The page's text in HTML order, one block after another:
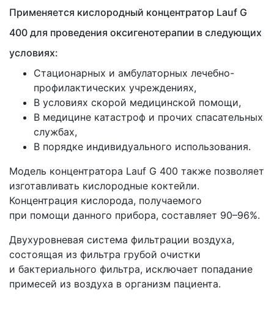
Применяется кислородный концентратор Lauf G
400 для проведения оксигенотерапии в следующих
условиях:
Стационарных и амбулаторных лечебно-
профилактических учреждениях,
В условиях скорой медицинской помощи,
В медицине катастроф и прочих спасательных
службах,
В порядке индивидуального использования.
Модель концентратора Lauf G 400 также позволяет
изготавливать кислородные коктейли.
Концентрация кислорода, получаемого
при помощи данного прибора, составляет 90–96%.
Двухуровневая система фильтрации воздуха,
состоящая из фильтра грубой очистки
и бактериального фильтра, исключает попадание
примесей из воздуха в организм пациента.